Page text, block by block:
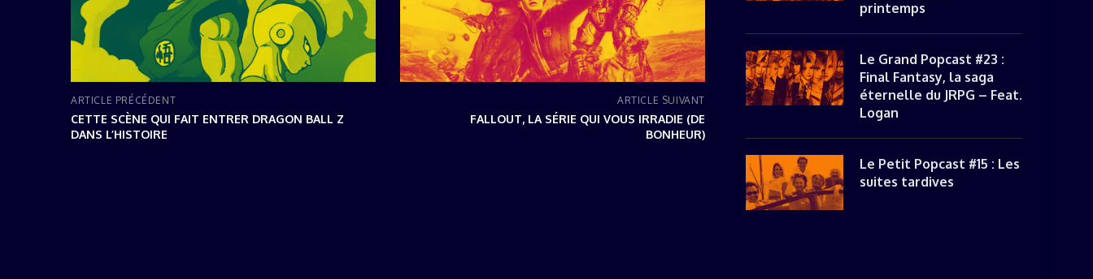
ARTICLE PRÉCÉDENT
CETTE SCÈNE QUI FAIT ENTRER DRAGON BALL Z
DANS L’HISTOIRE
ARTICLE SUIVANT
FALLOUT, LA SÉRIE QUI VOUS IRRADIE (DE
BONHEUR)
printemps
Le Grand Popcast #23 :
Final Fantasy, la saga
éternelle du JRPG – Feat.
Logan
Le Petit Popcast #15 : Les
suites tardives